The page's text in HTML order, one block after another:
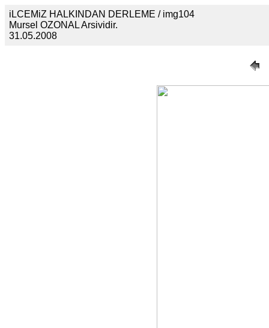
iLCEMiZ HALKINDAN DERLEME / img104
Mursel OZONAL Arsividir.
31.05.2008